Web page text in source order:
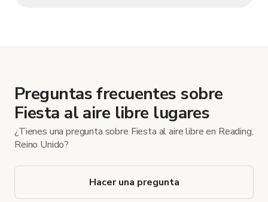
Preguntas frecuentes sobre
Fiesta al aire libre lugares
¿Tienes una pregunta sobre Fiesta al aire libre en Reading,
Reino Unido?
Hacer una pregunta